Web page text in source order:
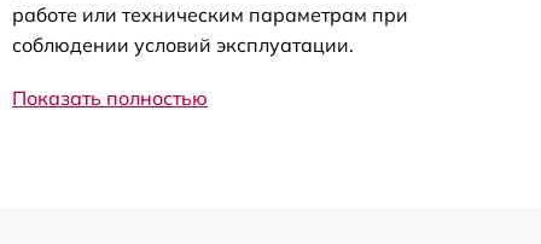
работе или техническим параметрам при
соблюдении условий эксплуатации.
Показать полностью